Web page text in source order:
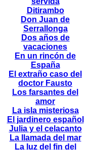
Ditirambo
Don Juan de
Serrallonga
Dos años de
vacaciones
En un rincón de
España
El extraño caso del
doctor Fausto
Los farsantes del
amor
La isla misteriosa
El jardinero español
Julia y el celacanto
La llamada del mar
La luz del fin del